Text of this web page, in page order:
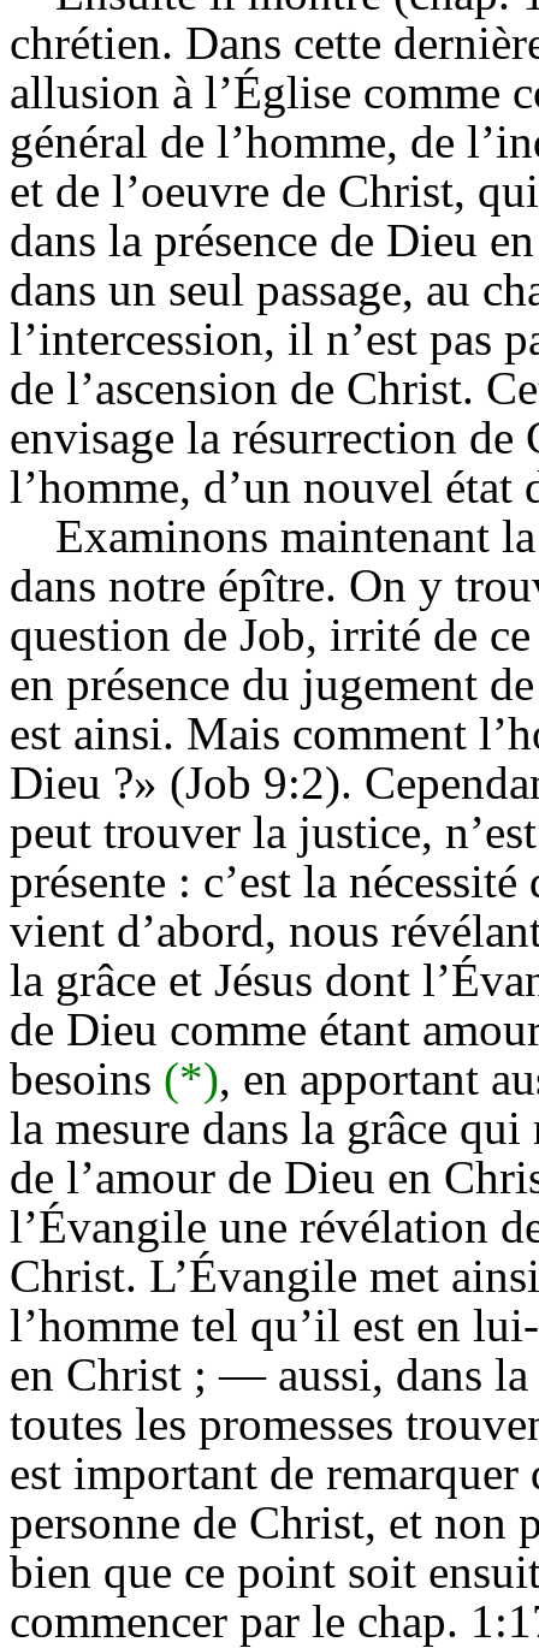
chrétien. Dans cette
allusion à l’Église comme
général de l’homme, de
et de l’oeuvre de Christ,
dans la présence de Dieu
dans un seul passage, au
l’intercession, il n’est pas
de l’ascension de Christ.
envisage la résurrection
l’homme, d’un nouvel état
Examinons maintenant
dans notre épître. On y
question de Job, irrité de
en présence du jugement
est ainsi. Mais comment
Dieu ?» (Job 9:2).
peut trouver la justice,
présente : c’est la
vient d’abord, nous
la grâce et Jésus dont
de Dieu comme étant
besoins (*), en apportant
la mesure dans la grâce
de l’amour de Dieu en
l’Évangile une révélation
Christ. L’Évangile met
l’homme tel qu’il est en
en Christ ; — aussi, dans la
toutes les promesses
est important de
personne de Christ, et non
bien que ce point soit
commencer par le chap.